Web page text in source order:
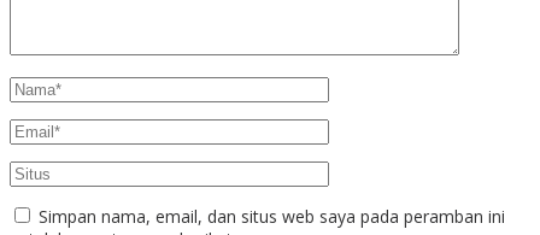
Simpan nama, email, dan situs web saya pada peramban ini